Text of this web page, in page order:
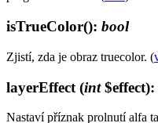
isTrueColor(): bool
Zjistí, zda je obraz truecolor. (
layerEffect (int$effect):
Nastaví příznak prolnutí alfa